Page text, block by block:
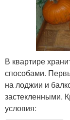
В квартире
способами.
на лоджии и
застекленными.
условия: